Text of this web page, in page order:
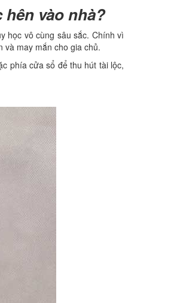
vào nhà?
học vô cùng sâu sắc. Chính vì
và may mắn cho gia chủ.
phía cửa sổ để thu hút tài lộc,